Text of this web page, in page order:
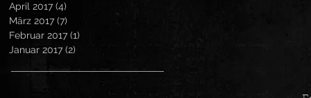
April 2017 (4)
März 2017 (7)
Februar 2017 (1)
Januar 2017 (2)